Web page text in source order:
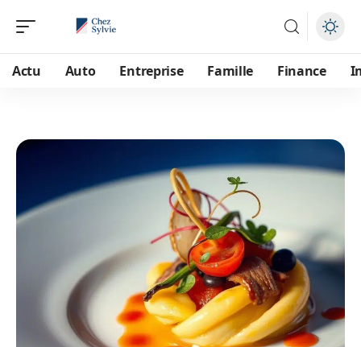
Actu Auto Entreprise Famille Finance